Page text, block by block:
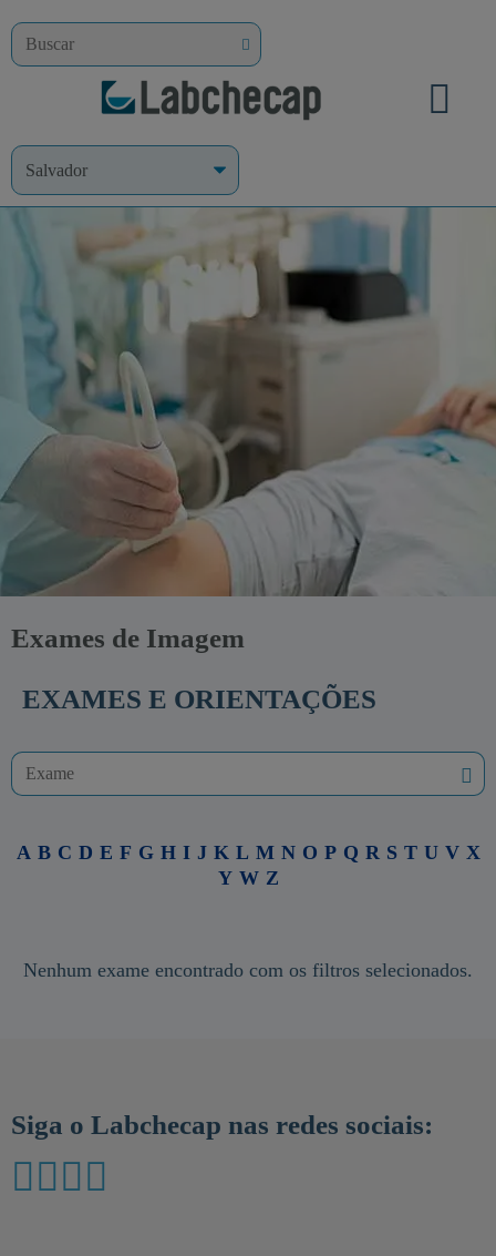
Exames de Imagem
EXAMES E ORIENTAÇÕES
A B C D E F G H I J K L M N O P Q R S T U V X
Y W Z
Nenhum exame encontrado com os filtros selecionados.
Siga o Labchecap nas redes sociais: